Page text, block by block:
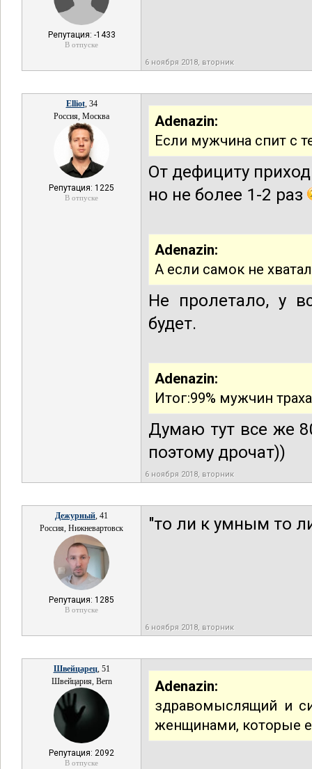
Репутация: -1433
В отпуске
6 ноября 2018, вторник
Elliot, 34
Россия, Москва
Репутация: 1225
В отпуске
Adenazin:
Если мужчина спит с
От дефициту
но не более 1-2 раз
Adenazin:
А если самок не
Не пролетало, у
будет.
Adenazin:
Итог:99% мужчин
Думаю тут все же
поэтому дрочат))
6 ноября 2018, вторник
Дежурный, 41
Россия, Нижневартовск
Репутация: 1285
В отпуске
"то ли к умным то
6 ноября 2018, вторник
Швейцарец, 51
Швейцария, Bern
Репутация: 2092
В отпуске
Adenazin:
здравомыслящий и
женщинами, которые